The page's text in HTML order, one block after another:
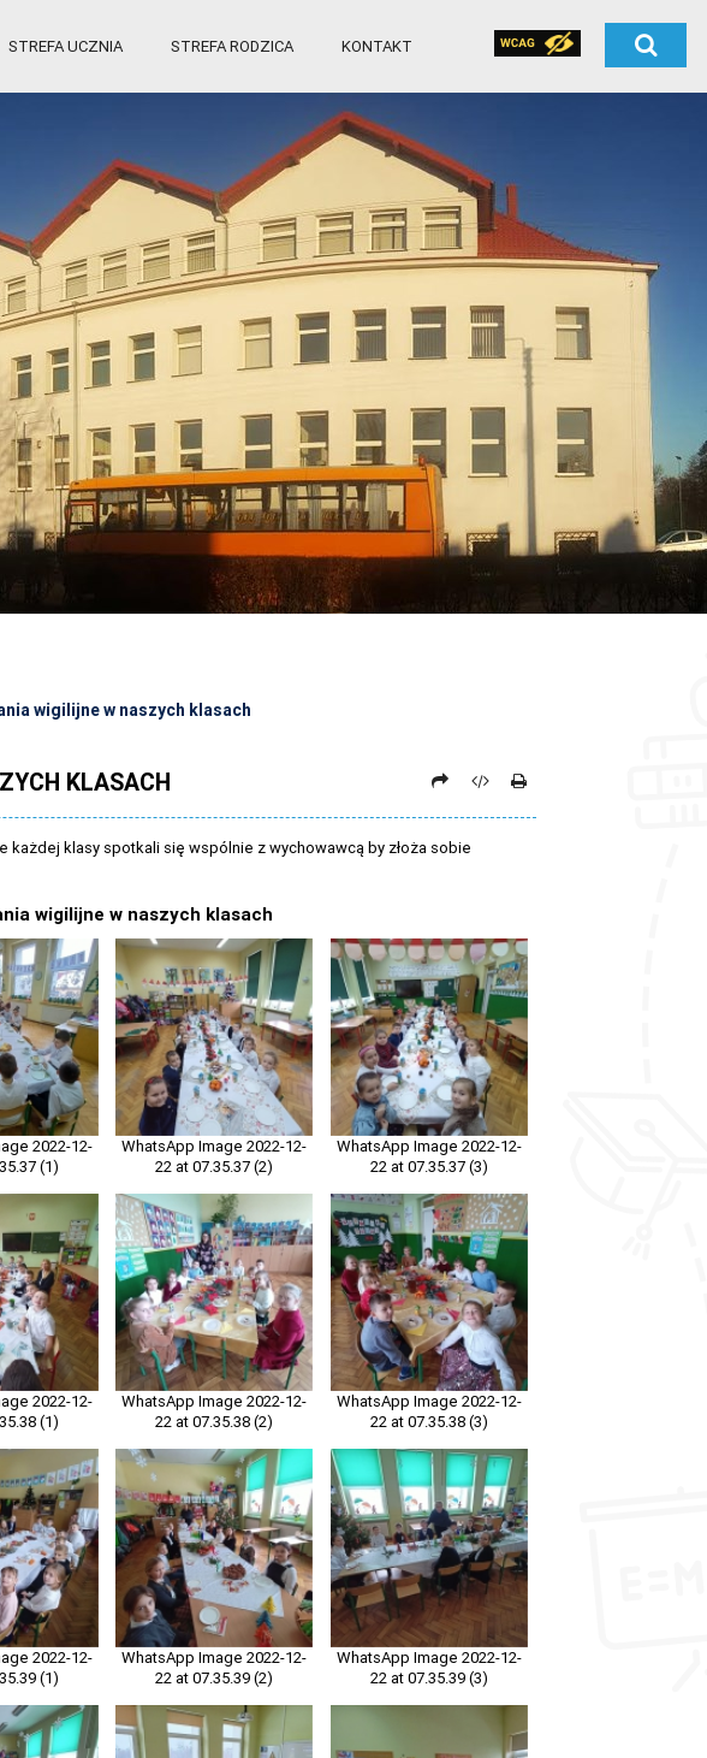
STREFA UCZNIA STREFA RODZICA KONTAKT
wigilijne w naszych klasach
KLASACH
każdej klasy spotkali się wspólnie z wychowawcą by złoża sobie
wigilijne w naszych klasach
2022-12-
(1)
WhatsApp Image 2022-12-
22 at 07.35.37 (2)
WhatsApp Image 2022-12-
22 at 07.35.37 (3)
2022-12-
(1)
WhatsApp Image 2022-12-
22 at 07.35.38 (2)
WhatsApp Image 2022-12-
22 at 07.35.38 (3)
2022-12-
(1)
WhatsApp Image 2022-12-
22 at 07.35.39 (2)
WhatsApp Image 2022-12-
22 at 07.35.39 (3)